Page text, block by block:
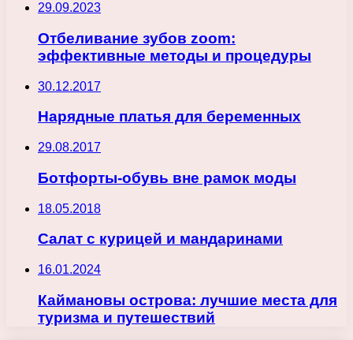
29.09.2023
Отбеливание зубов zoom:
эффективные методы и процедуры
30.12.2017
Нарядные платья для беременных
29.08.2017
Ботфорты-обувь вне рамок моды
18.05.2018
Салат с курицей и мандаринами
16.01.2024
Каймановы острова: лучшие места для
туризма и путешествий